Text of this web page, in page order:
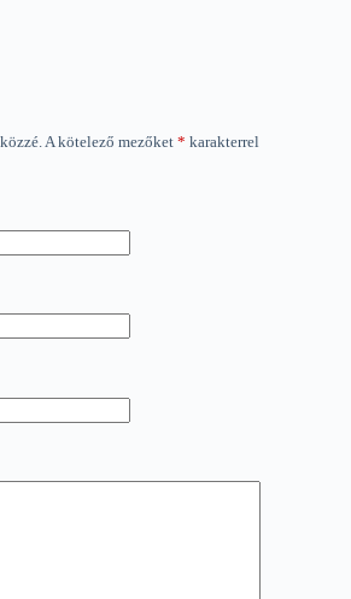
A kötelező mezőket * karakterrel